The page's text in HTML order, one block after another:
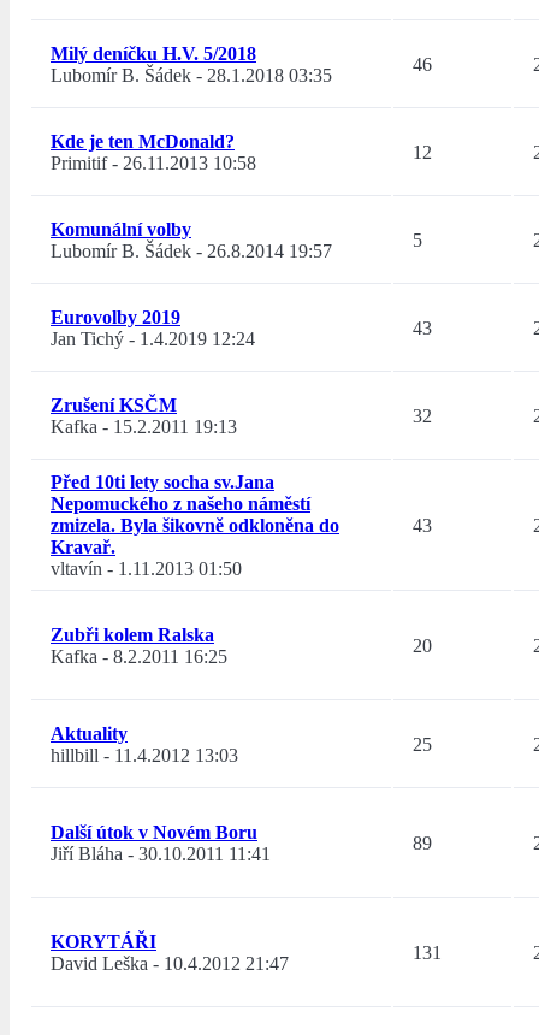
Milý deníčku H.V. 5/2018
Lubomír B. Šádek - 28.1.2018 03:35
46
Kde je ten McDonald?
Primitif- 26.11.2013 10:58
12
Komunální volby
Lubomír B. Šádek - 26.8.2014 19:57
5
Eurovolby 2019
Jan Tichý - 1.4.2019 12:24
43
Zrušení KSČM
Kafka - 15.2.2011 19:13
32
Před 10ti lety socha sv.Jana
Nepomuckého z našeho náměstí
zmizela. Byla šikovně odkloněna do
Kravař.
vltavín - 1.11.2013 01:50
43
Zubři kolem Ralska
Kafka - 8.2.2011 16:25
20
Aktuality
hillbill - 11.4.2012 13:03
25
Další útok v Novém Boru
Jiří Bláha - 30.10.2011 11:41
89
KORYTÁŘI
David Leška - 10.4.2012 21:47
131